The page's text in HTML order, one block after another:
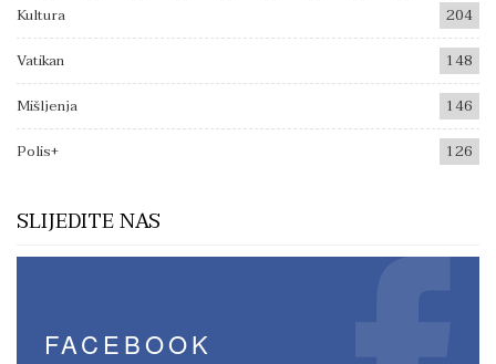
Kultura
204
Vatikan
148
Mišljenja
146
Polis+
126
SLIJEDITE NAS
FACEBOOK